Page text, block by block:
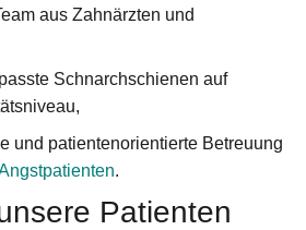
aus Zahnärzten und
Schnarchschienen auf
und patientenorientierte Betreuung
.
Patienten